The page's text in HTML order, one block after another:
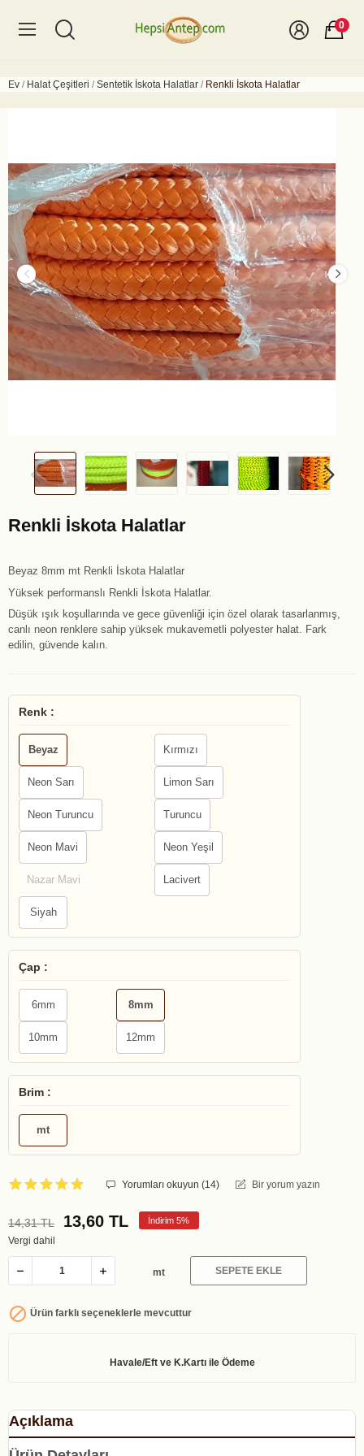
0
Ev Halat Çeşitleri Sentetik İskota Halatlar Renkli İskota Halatlar
Renkli İskota Halatlar
Beyaz 8mm mt Renkli İskota Halatlar
Yüksek performanslı Renkli İskota Halatlar.
Düşük ışık koşullarında ve gece güvenliği için özel olarak tasarlanmış,
canlı neon renklere sahip yüksek mukavemetli polyester halat. Fark
edilin, güvende kalın.
Renk :
Beyaz Kırmızı
Neon Sarı Limon Sarı
Neon Turuncu Turuncu
Neon Mavi Neon Yeşil
Nazar Mavi Lacivert
Siyah
Çap :
6mm 8mm
10mm 12mm
Brim :
mt
Yorumları okuyun (14) Bir yorum yazın
14,31 TL 13,60 TL İndirim 5%
Vergi dahil
mt SEPETE EKLE
 Ürün farklı seçeneklerle mevcuttur
Açıklama